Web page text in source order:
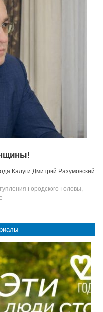
Калуги Дмитрий Разумовский
Городского Головы,